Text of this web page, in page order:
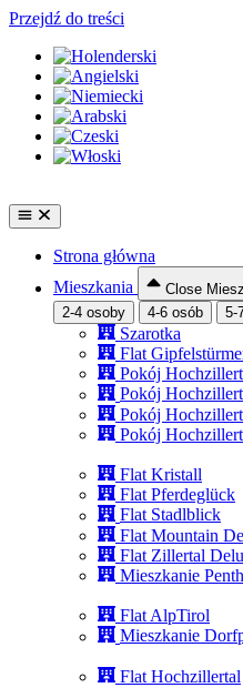
Przejdź do treści
Strona główna
Mieszkania
Close
2-4 osoby
4-6 osób 5-
Szarotka
Flat
Pokój
Pokój
Pokój
Pokój
Flat Kristall
Flat Pferdeglück
Flat Stadlblick
Flat Mountain
Flat Zillertal
Mieszkanie
Flat AlpTirol
Mieszkanie
Flat Hochzillertal